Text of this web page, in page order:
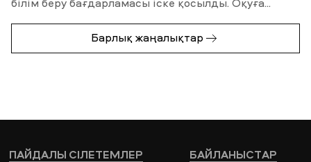
білім беру бағдарламасы іске қосылды. Оқуға...
Барлық жаңалықтар
БАЙЛАНЫСТАР
ПАЙДАЛЫ СІЛЕТЕМЛЕР